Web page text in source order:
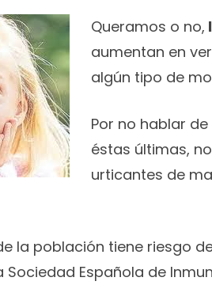
Queramos o no,
aumentan en
algún tipo de
Por no hablar
éstas últimas,
urticantes de
de la población tiene
Española de